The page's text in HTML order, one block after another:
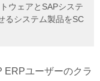
ウェアとSAPシステ
るシステム製品をSC
ユーザーのクラ